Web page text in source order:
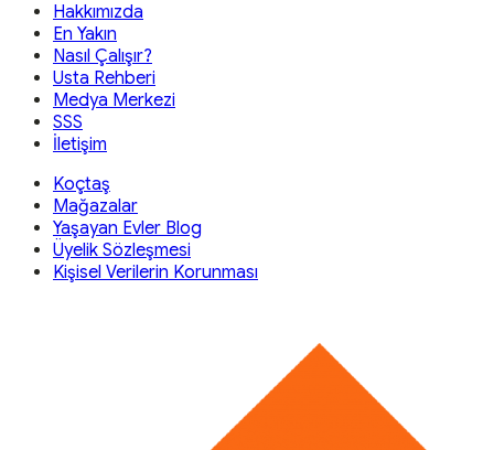
Hakkımızda
En Yakın
Nasıl Çalışır?
Usta Rehberi
Medya Merkezi
SSS
İletişim
Koçtaş
Mağazalar
Yaşayan Evler Blog
Üyelik Sözleşmesi
Kişisel Verilerin Korunması